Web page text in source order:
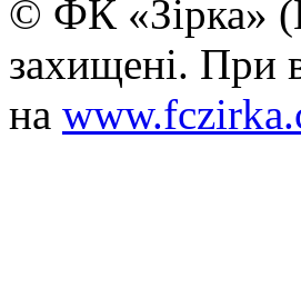
© ФК «Зірка»
захищені. При
на